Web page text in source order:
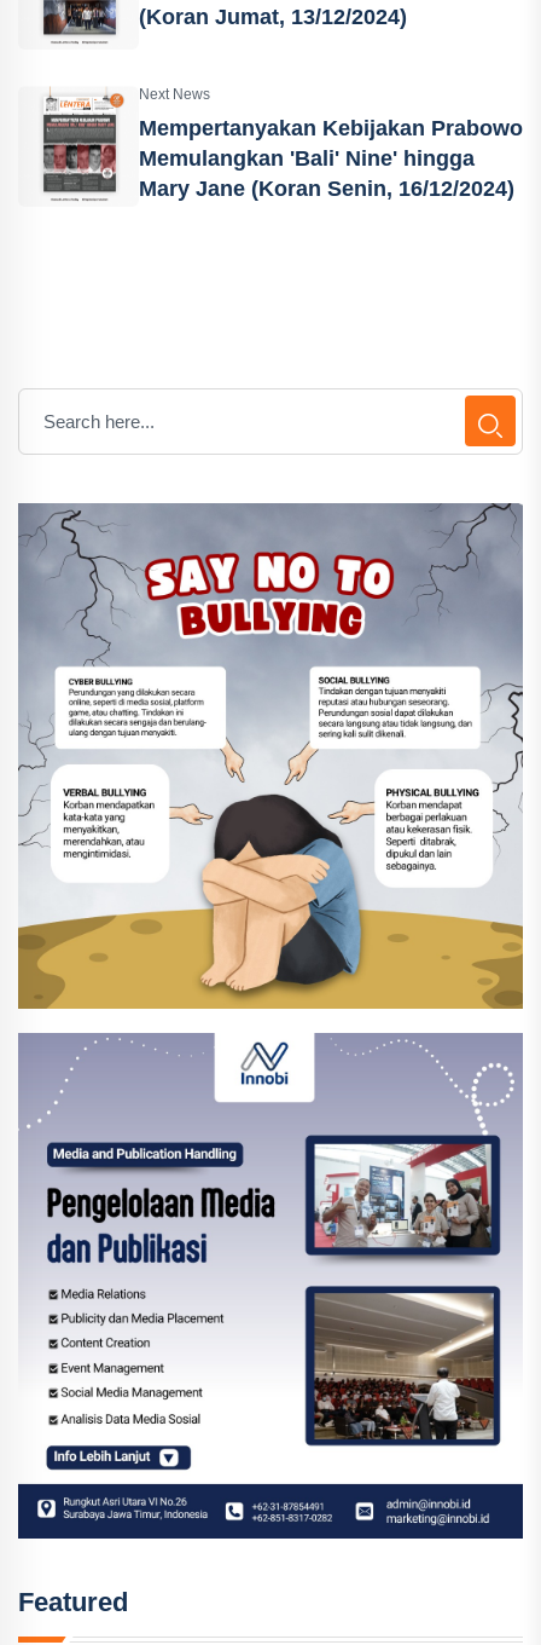
(Koran Jumat, 13/12/2024)
Next News
Mempertanyakan Kebijakan Prabowo
Memulangkan 'Bali' Nine' hingga
Mary Jane (Koran Senin, 16/12/2024)
Featured